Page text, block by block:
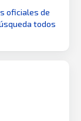
oficiales de
todos